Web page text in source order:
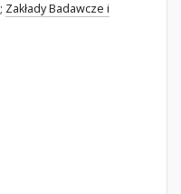
; Zakłady Badawcze i